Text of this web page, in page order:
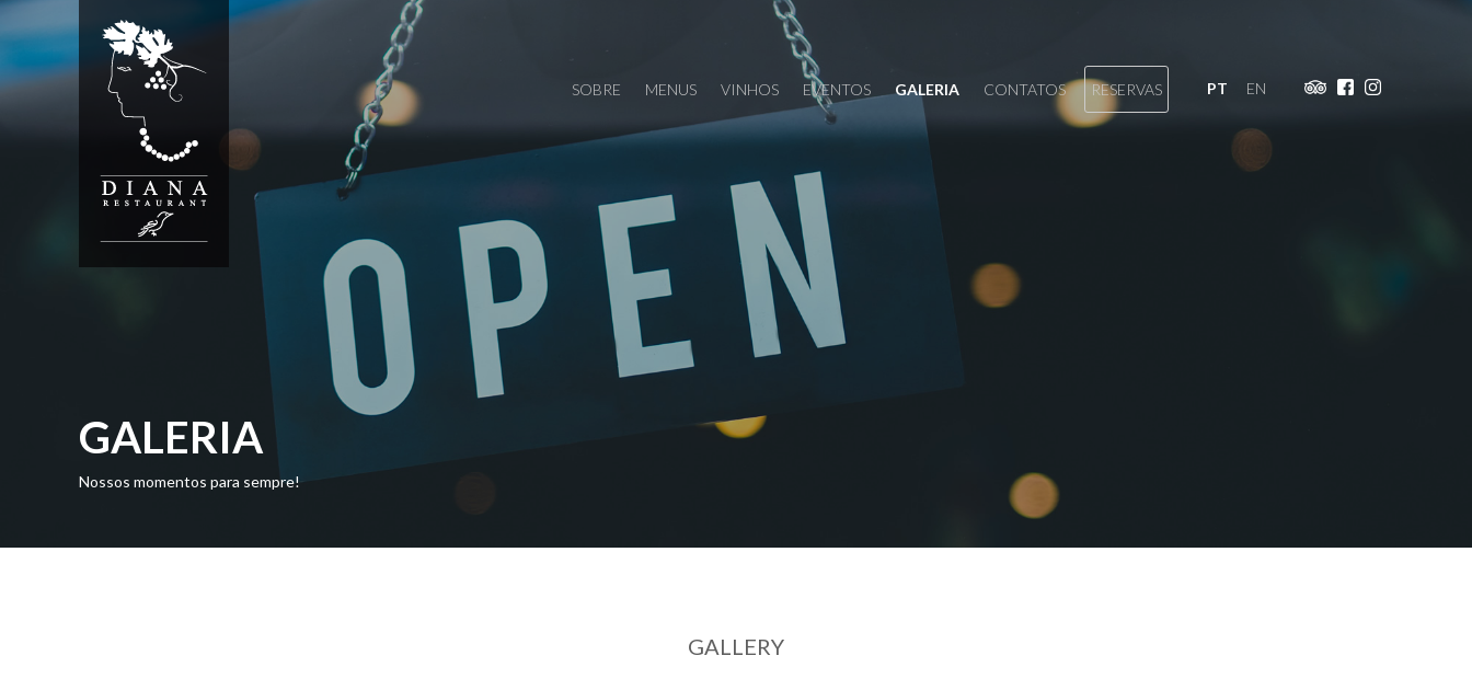
PT EN
SOBRE MENUS VINHOS EVENTOS GALERIA CONTATOS RESERVAS
GALERIA
Nossos momentos para sempre!
GALLERY